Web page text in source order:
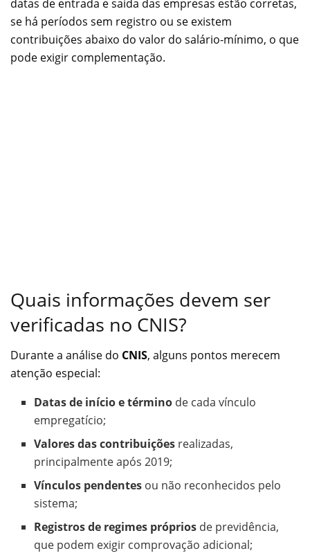
datas de entrada e saída das empresas estão corretas,
se há períodos sem registro ou se existem
contribuições abaixo do valor do salário-mínimo, o que
pode exigir complementação.
Quais informações devem ser
verificadas no CNIS?
Durante a análise do CNIS, alguns pontos merecem
atenção especial:
Datas de início e término de cada vínculo
empregatício;
Valores das contribuições realizadas,
principalmente após 2019;
Vínculos pendentes ou não reconhecidos pelo
sistema;
Registros de regimes próprios de previdência,
que podem exigir comprovação adicional;